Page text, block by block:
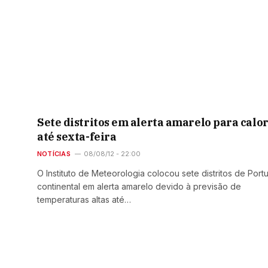
Sete distritos em alerta amarelo para calor
até sexta-feira
NOTÍCIAS 08/08/12 - 22:00
O Instituto de Meteorologia colocou sete distritos de
continental em alerta amarelo devido à previsão de
temperaturas altas até…